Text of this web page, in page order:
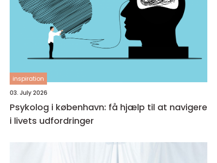
inspiration
03. July 2026
Psykolog i københavn: få hjælp til at navigere
i livets udfordringer